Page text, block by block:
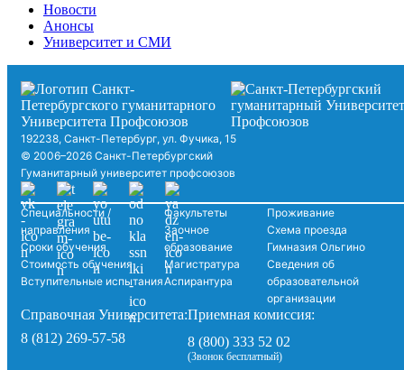
Новости
Анонсы
Университет и СМИ
192238, Санкт-Петербург, ул. Фучика, 15
© 2006–2026 Санкт-Петербургский
Гуманитарный университет профсоюзов
Специальности /
направления
Сроки обучения
Стоимость обучения
Вступительные испытания
Факультеты
Заочное
образование
Магистратура
Аспирантура
Проживание
Схема проезда
Гимназия Ольгино
Сведения об
образовательной
организации
Справочная Университета:
8 (812) 269-57-58
Приемная комиссия:
8 (800) 333 52 02
(Звонок бесплатный)